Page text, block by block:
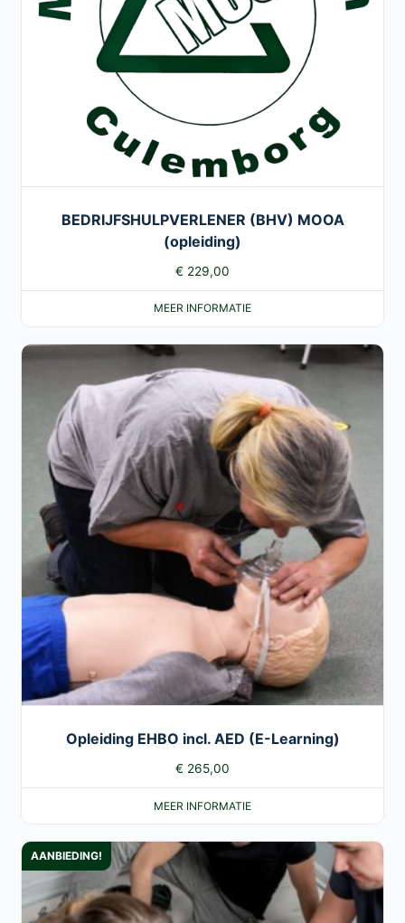
BEDRIJFSHULPVERLENER (BHV) MOOA
(opleiding)
€ 229,00
MEER INFORMATIE
Opleiding EHBO incl. AED (E-Learning)
€ 265,00
MEER INFORMATIE
AANBIEDING!